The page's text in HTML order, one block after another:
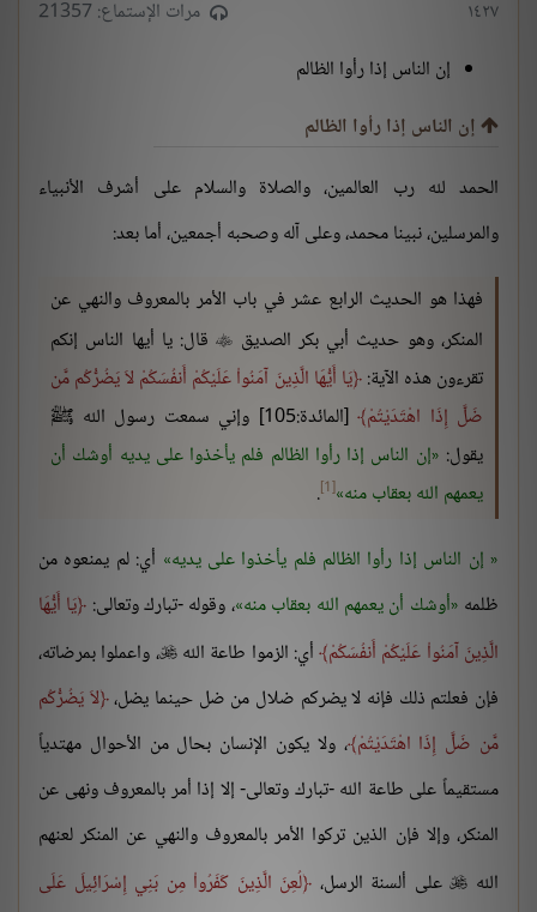
١٤٢٧
مرات الإستماع: 21357
إن الناس إذا رأوا الظالم
إن الناس إذا رأوا الظالم
الحمد لله رب العالمين، والصلاة والسلام على أشرف الأنبياء
والمرسلين، نبينا محمد، وعلى آله وصحبه أجمعين، أما بعد:
فهذا هو الحديث الرابع عشر في باب الأمر بالمعروف والنهي عن
المنكر، وهو حديث أبي بكر الصديق قال: يا أيها الناس إنكم
تقرءون هذه الآية: يَا أَيُّهَا الَّذِينَ آمَنُواْ عَلَيْكُمْ أَنفُسَكُمْ لاَ يَضُرُّكُم مَّن
ضَلَّ إِذَا اهْتَدَيْتُمْ
[المائدة:105] وإني سمعت رسول الله ﷺ
يقول: إن الناس إذا رأوا الظالم فلم يأخذوا على يديه أوشك أن
يعمهم الله بعقاب منه [1]
.
إن الناس إذا رأوا الظالم فلم يأخذوا على يديه أي: لم يمنعوه من
ظلمه أوشك أن يعمهم الله بعقاب منه ، وقوله -تبارك وتعالى: يَا أَيُّهَا
الَّذِينَ آمَنُواْ عَلَيْكُمْ أَنفُسَكُمْ أي: الزموا طاعة الله، واعملوا بمرضاته،
فإن فعلتم ذلك فإنه لا يضركم ضلال من ضل حينما يضل، لاَ يَضُرُّكُم
مَّن ضَلَّ إِذَا اهْتَدَيْتُمْ ، ولا يكون الإنسان بحال من الأحوال مهتدياً
مستقيماً على طاعة الله -تبارك وتعالى- إلا إذا أمر بالمعروف ونهى عن
المنكر، وإلا فإن الذين تركوا الأمر بالمعروف والنهي عن المنكر لعنهم
الله على ألسنة الرسل، لُعِنَ الَّذِينَ كَفَرُواْ مِن بَنِي إِسْرَائِيلَ عَلَى